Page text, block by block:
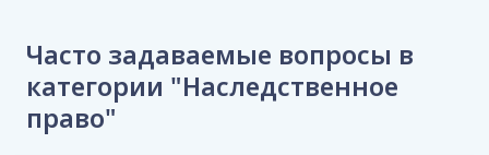
Часто задаваемые вопросы в
категории "Наследственное
право"